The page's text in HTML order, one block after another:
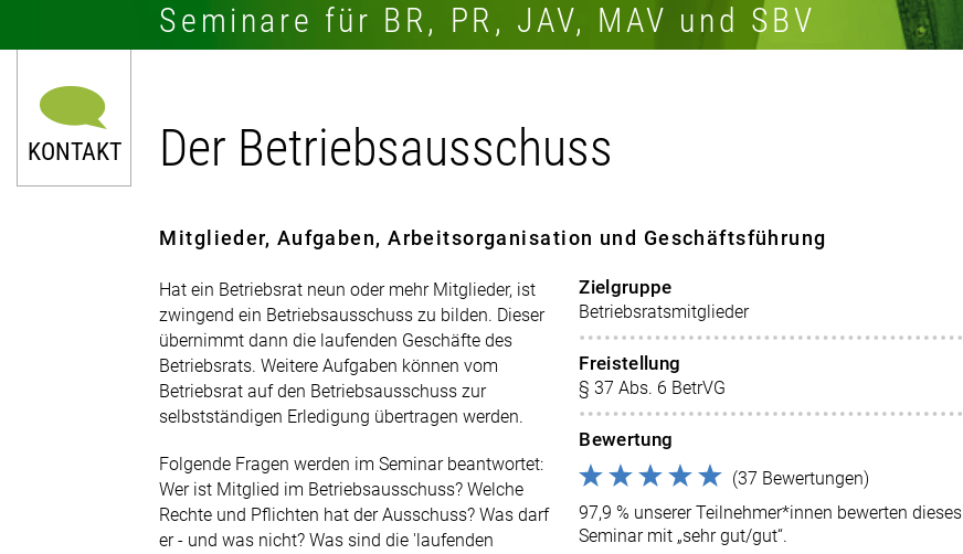
Seminare für BR, PR, JAV, MAV und SBV
KONTAKT
0211 9046-0
E-Mail senden
Newsletter
Der Betriebsausschuss
Mitglieder, Aufgaben, Arbeitsorganisation und Geschäftsführung
Hat ein Betriebsrat neun oder mehr Mitglieder, ist
zwingend ein Betriebsausschuss zu bilden. Dieser
übernimmt dann die laufenden Geschäfte des
Betriebsrats. Weitere Aufgaben können vom
Betriebsrat auf den Betriebsausschuss zur
selbstständigen Erledigung übertragen werden.
Folgende Fragen werden im Seminar beantwortet:
Wer ist Mitglied im Betriebsausschuss? Welche
Rechte und Pflichten hat der Ausschuss? Was darf
er - und was nicht? Was sind die 'laufenden
Zielgruppe
Betriebsratsmitglieder
Freistellung
§ 37 Abs. 6 BetrVG
Bewertung
(37 Bewertungen)
97,9 % unserer Teilnehmer*innen bewerten dieses
Seminar mit „sehr gut/gut“.